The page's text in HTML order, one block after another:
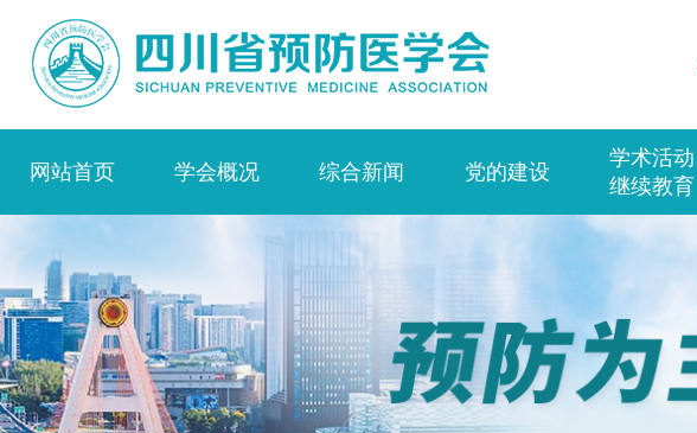
网站首页 学会概况 综合新闻 党的建设
学术活动
继续教育